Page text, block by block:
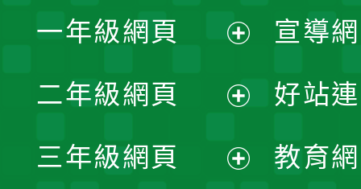
一年級網頁
開
選
二年級網頁
開
三年級網頁
宣導
好站
教育